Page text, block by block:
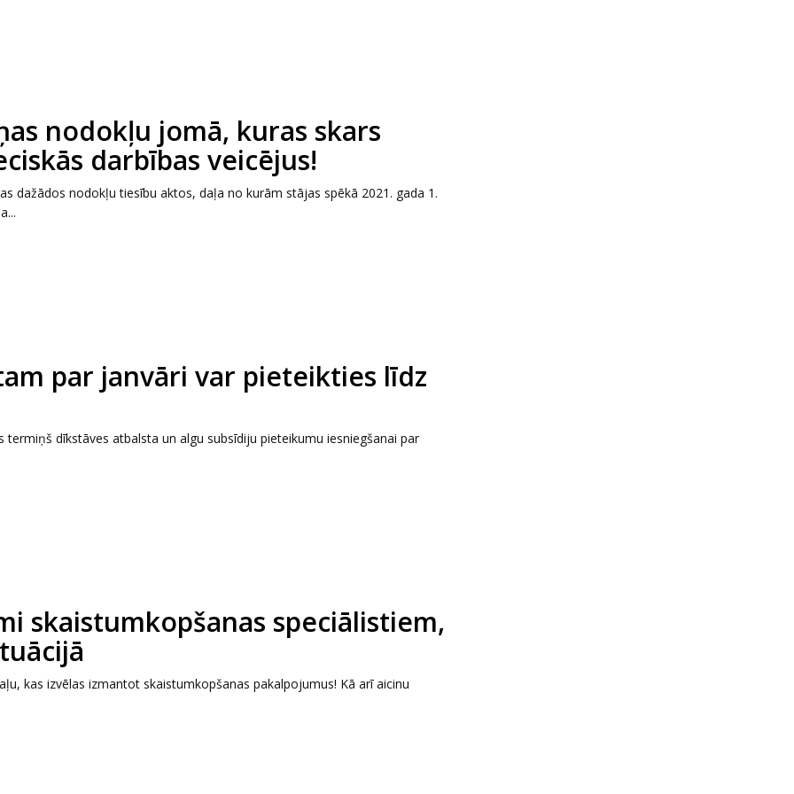
nodokļu jomā, kuras skars
darbības veicējus!
dažādos nodokļu tiesību aktos, daļa no kurām stājas spēkā 2021. gada 1.
par janvāri var pieteikties līdz
dīkstāves atbalsta un algu subsīdiju pieteikumu iesniegšanai par
skaistumkopšanas speciālistiem,
kas izvēlas izmantot skaistumkopšanas pakalpojumus! Kā arī aicinu